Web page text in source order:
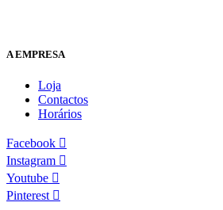
A EMPRESA
Loja
Contactos
Horários
Facebook
Instagram
Youtube
Pinterest